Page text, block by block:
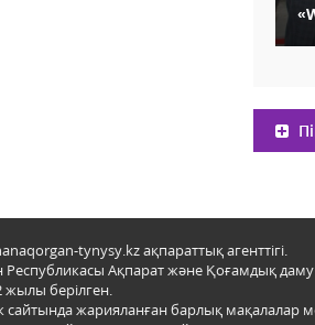
tynysy.kz ақпараттық агенттігі.
Республикасы Ақпарат және Қоғамдық даму
жылы берілген.
сайтында жарияланған барлық